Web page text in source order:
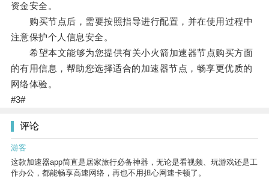
资金安全。
购买节点后，需要按照指导进行配置，并在使用过程中
注意保护个人信息安全。
希望本文能够为您提供有关小火箭加速器节点购买方面
的有用信息，帮助您选择适合的加速器节点，畅享更优质的
网络体验。
#3#
评论
游客
这款加速器app简直是居家旅行必备神器，无论是看视频、玩游戏还是工
作办公，都能畅享高速网络，再也不用担心网速卡顿了。